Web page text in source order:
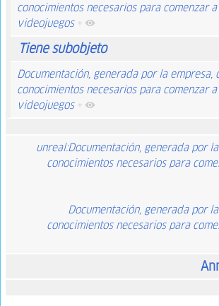
conocimientos necesarios para comenzar
videojuegos +
Tiene subobjeto
Documentación, generada por la empresa,
conocimientos necesarios para comenzar
videojuegos +
unreal:Documentación, generada por
conocimientos necesarios para
Documentación, generada por
conocimientos necesarios para